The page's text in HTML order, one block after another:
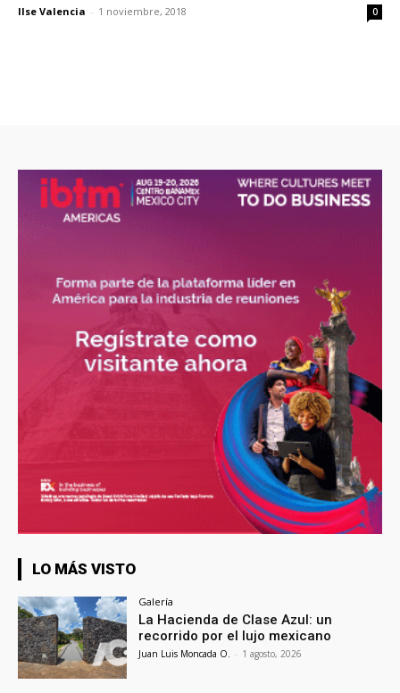
Ilse Valencia - 1 noviembre, 2018 0
LO MÁS VISTO
Galería
La Hacienda de Clase Azul: un
recorrido por el lujo mexicano
Juan Luis Moncada O. - 1 agosto, 2026